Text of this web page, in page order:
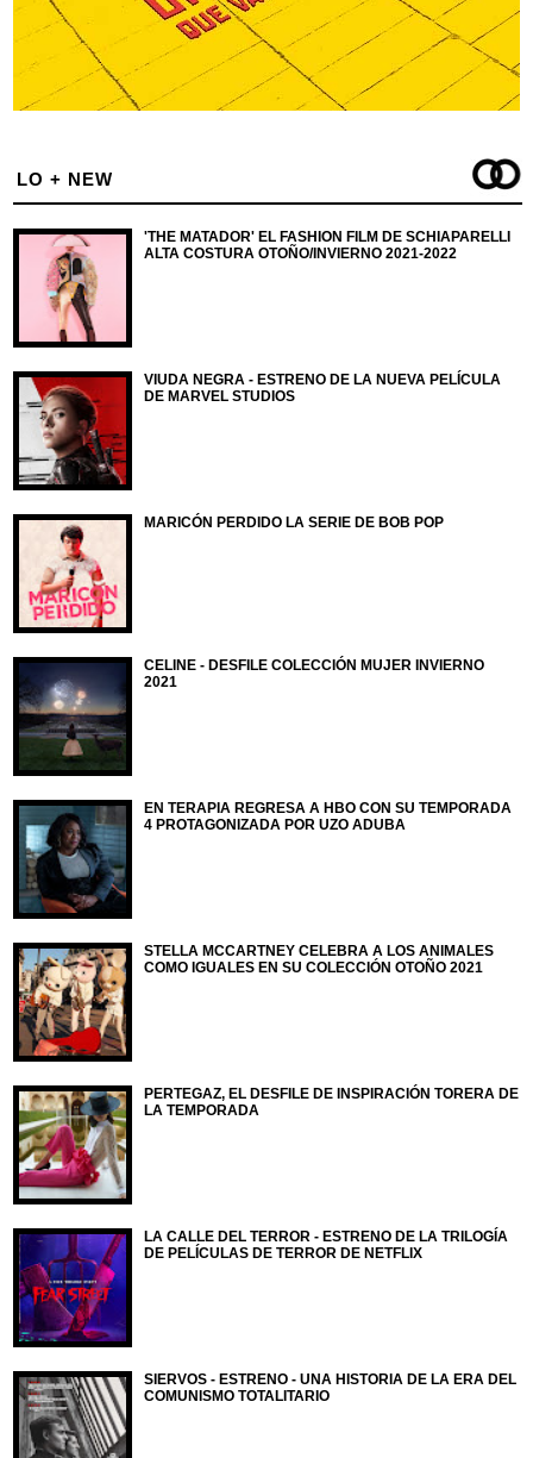
LO + NEW
'THE MATADOR' EL FASHION FILM DE SCHIAPARELLI
ALTA COSTURA OTOÑO/INVIERNO 2021-2022
VIUDA NEGRA - ESTRENO DE LA NUEVA PELÍCULA
DE MARVEL STUDIOS
MARICÓN PERDIDO LA SERIE DE BOB POP
CELINE - DESFILE COLECCIÓN MUJER INVIERNO
2021
EN TERAPIA REGRESA A HBO CON SU TEMPORADA
4 PROTAGONIZADA POR UZO ADUBA
STELLA MCCARTNEY CELEBRA A LOS ANIMALES
COMO IGUALES EN SU COLECCIÓN OTOÑO 2021
PERTEGAZ, EL DESFILE DE INSPIRACIÓN TORERA DE
LA TEMPORADA
LA CALLE DEL TERROR - ESTRENO DE LA TRILOGÍA
DE PELÍCULAS DE TERROR DE NETFLIX
SIERVOS - ESTRENO - UNA HISTORIA DE LA ERA DEL
COMUNISMO TOTALITARIO